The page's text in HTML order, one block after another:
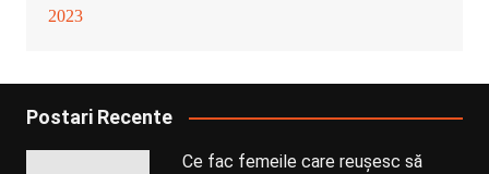
2023
Postari Recente
Ce fac femeile care reușesc să